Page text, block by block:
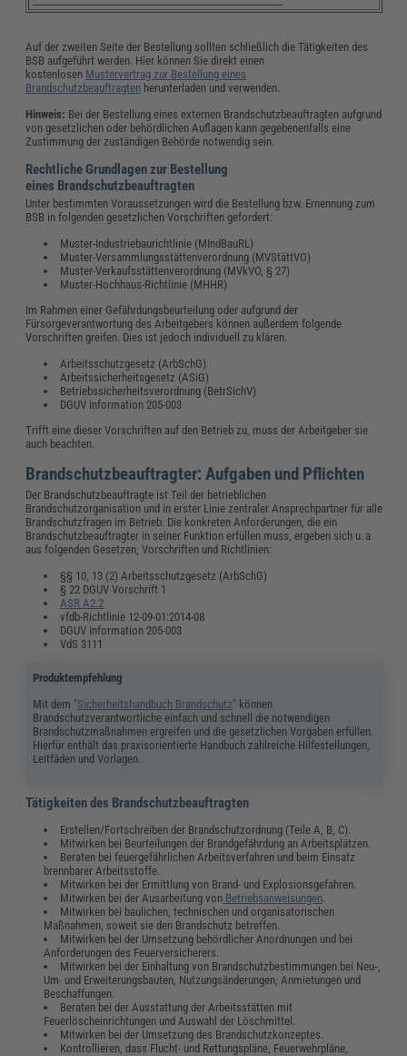
Auf der zweiten Seite der Bestellung sollten schließlich die Tätigkeiten des
BSB aufgeführt werden. Hier können Sie direkt einen
kostenlosen Mustervertrag zur Bestellung eines
Brandschutzbeauftragten herunterladen und verwenden.
Hinweis: Bei der Bestellung eines externen Brandschutzbeauftragten aufgrund
von gesetzlichen oder behördlichen Auflagen kann gegebenenfalls eine
Zustimmung der zuständigen Behörde notwendig sein.
Rechtliche Grundlagen zur Bestellung
eines Brandschutzbeauftragten
Unter bestimmten Voraussetzungen wird die Bestellung bzw. Ernennung zum
BSB in folgenden gesetzlichen Vorschriften gefordert:
Muster-Industriebaurichtlinie (MIndBauRL)
Muster-Versammlungsstättenverordnung (MVStättVO)
Muster-Verkaufsstättenverordnung (MVkVO, § 27)
Muster-Hochhaus-Richtlinie (MHHR)
Im Rahmen einer Gefährdungsbeurteilung oder aufgrund der
Fürsorgeverantwortung des Arbeitgebers können außerdem folgende
Vorschriften greifen. Dies ist jedoch individuell zu klären.
Arbeitsschutzgesetz (ArbSchG)
Arbeitssicherheitsgesetz (ASiG)
Betriebssicherheitsverordnung (BetrSichV)
DGUV Information 205-003
Trifft eine dieser Vorschriften auf den Betrieb zu, muss der Arbeitgeber sie
auch beachten.
Brandschutzbeauftragter: Aufgaben und Pflichten
Der Brandschutzbeauftragte ist Teil der betrieblichen
Brandschutzorganisation und in erster Linie zentraler Ansprechpartner für alle
Brandschutzfragen im Betrieb. Die konkreten Anforderungen, die ein
Brandschutzbeauftragter in seiner Funktion erfüllen muss, ergeben sich u. a.
aus folgenden Gesetzen, Vorschriften und Richtlinien:
§§ 10, 13 (2) Arbeitsschutzgesetz (ArbSchG)
§ 22 DGUV Vorschrift 1
ASR A2.2
vfdb-Richtlinie 12-09-01:2014-08
DGUV Information 205-003
VdS 3111
Produktempfehlung
Mit dem "Sicherheitshandbuch Brandschutz" können
Brandschutzverantwortliche einfach und schnell die notwendigen
Brandschutzmaßnahmen ergreifen und die gesetzlichen Vorgaben erfüllen.
Hierfür enthält das praxisorientierte Handbuch zahlreiche Hilfestellungen,
Leitfäden und Vorlagen.
Tätigkeiten des Brandschutzbeauftragten
Erstellen/Fortschreiben der Brandschutzordnung (Teile A, B, C).
Mitwirken bei Beurteilungen der Brandgefährdung an Arbeitsplätzen.
Beraten bei feuergefährlichen Arbeitsverfahren und beim Einsatz
brennbarer Arbeitsstoffe.
Mitwirken bei der Ermittlung von Brand- und Explosionsgefahren.
Mitwirken bei der Ausarbeitung von Betriebsanweisungen
Mitwirken bei baulichen, technischen und organisatorischen
Maßnahmen, soweit sie den Brandschutz betreffen.
Mitwirken bei der Umsetzung behördlicher Anordnungen und bei
Anforderungen des Feuerversicherers.
Mitwirken bei der Einhaltung von Brandschutzbestimmungen bei Neu‑,
Um- und Erweiterungsbauten, Nutzungsänderungen, Anmietungen und
Beschaffungen.
Beraten bei der Ausstattung der Arbeitsstätten mit
Feuerlöscheinrichtungen und Auswahl der Löschmittel.
Mitwirken bei der Umsetzung des Brandschutzkonzeptes.
Kontrollieren, dass Flucht- und Rettungspläne, Feuerwehrpläne,